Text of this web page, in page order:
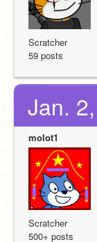
Scratcher
59 posts
Jan.
molot1
Scratcher
500+ posts